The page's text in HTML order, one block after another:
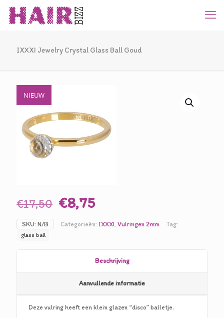
IXXXI Jewelry Crystal Glass Ball Goud
NIEUW
€17,50 Oorspronkelijke
prijs
was:
€8,75Huidige
prijs
is:
SKU: N/B Categorieën: IXXXI, Vulringen 2mm Tag:
glass ball
Beschrijving
Aanvullende informatie
Deze vulring heeft een klein glazen “disco” balletje.